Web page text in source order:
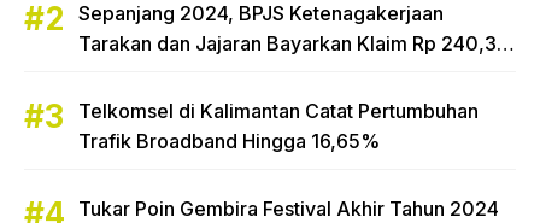
Sepanjang 2024, BPJS Ketenagakerjaan
Tarakan dan Jajaran Bayarkan Klaim Rp 240,3
Telkomsel di Kalimantan Catat Pertumbuhan
Trafik Broadband Hingga 16,65%
Tukar Poin Gembira Festival Akhir Tahun 2024